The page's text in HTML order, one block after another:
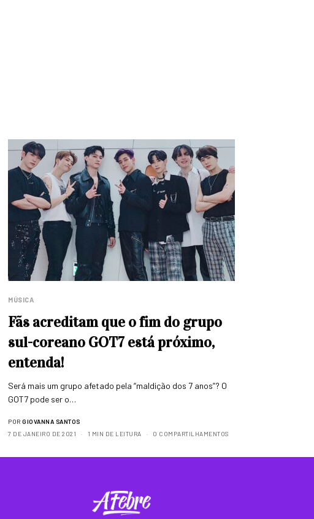
MÚSICA
Fãs acreditam que o fim do grupo
sul-coreano GOT7 está próximo,
entenda!
Será mais um grupo afetado pela “maldição dos 7 anos”? O
GOT7 pode ser o…
POR GIOVANNA SANTOS
7 DE JANEIRO DE 2021
1 MIN DE LEITURA 0 COMPARTILHAMENTOS